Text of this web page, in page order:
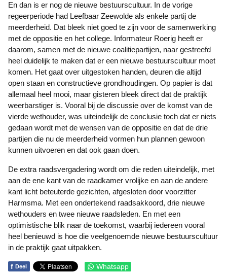
En dan is er nog de nieuwe bestuurscultuur. In de vorige
regeerperiode had Leefbaar Zeewolde als enkele partij de
meerderheid. Dat bleek niet goed te zijn voor de samenwerking
met de oppositie en het college. Informateur Roerig heeft er
daarom, samen met de nieuwe coalitiepartijen, naar gestreefd
heel duidelijk te maken dat er een nieuwe bestuurscultuur moet
komen. Het gaat over uitgestoken handen, deuren die altijd
open staan en constructieve grondhoudingen. Op papier is dat
allemaal heel mooi, maar gisteren bleek direct dat de praktijk
weerbarstiger is. Vooral bij de discussie over de komst van de
vierde wethouder, was uiteindelijk de conclusie toch dat er niets
gedaan wordt met de wensen van de oppositie en dat de drie
partijen die nu de meerderheid vormen hun plannen gewoon
kunnen uitvoeren en dat ook gaan doen.
De extra raadsvergadering wordt om die reden uiteindelijk, met
aan de ene kant van de raadkamer vrolijke en aan de andere
kant licht beteuterde gezichten, afgesloten door voorzitter
Harmsma. Met een ondertekend raadsakkoord, drie nieuwe
wethouders en twee nieuwe raadsleden. En met een
optimistische blik naar de toekomst, waarbij iedereen vooral
heel benieuwd is hoe die veelgenoemde nieuwe bestuurscultuur
in de praktijk gaat uitpakken.
f Deel Whatsapp